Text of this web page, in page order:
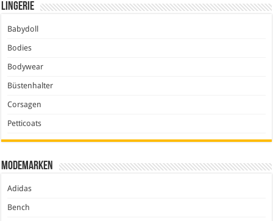
Lingerie
Babydoll
Bodies
Bodywear
Büstenhalter
Corsagen
Petticoats
Modemarken
Adidas
Bench